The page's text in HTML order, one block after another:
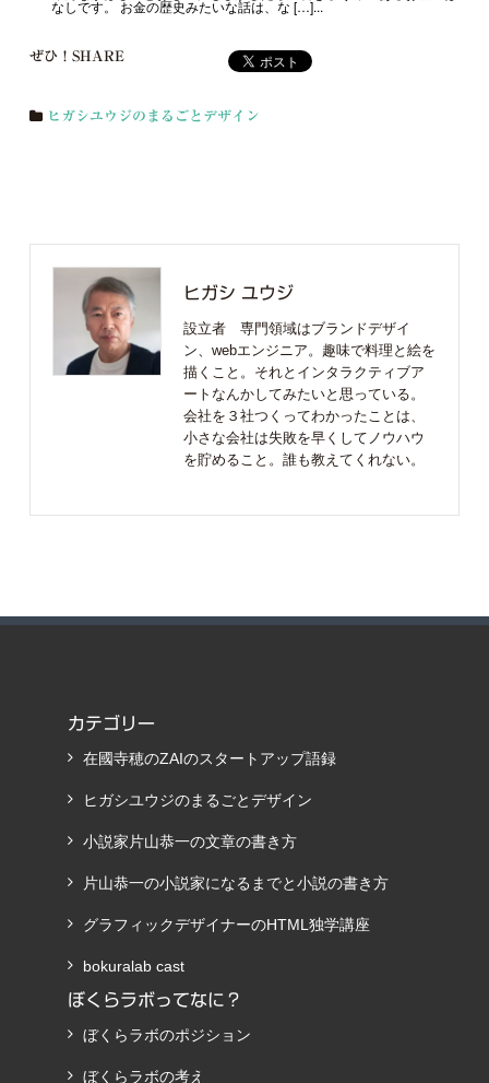
なしです。 お金の歴史みたいな話は、な […]...
ぜひ！SHARE
ヒガシユウジのまるごとデザイン
ヒガシ ユウジ
設立者 専門領域はブランドデザイ
ン、webエンジニア。趣味で料理と絵を
描くこと。それとインタラクティブア
ートなんかしてみたいと思っている。
会社を３社つくってわかったことは、
小さな会社は失敗を早くしてノウハウ
を貯めること。誰も教えてくれない。
カテゴリー
在國寺穂のZAIのスタートアップ語録
ヒガシユウジのまるごとデザイン
小説家片山恭一の文章の書き方
片山恭一の小説家になるまでと小説の書き方
グラフィックデザイナーのHTML独学講座
bokuralab cast
ぼくらラボってなに？
ぼくらラボのポジション
ぼくらラボの考え